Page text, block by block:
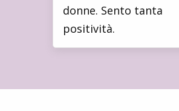
donne. Sento tanta
positività.